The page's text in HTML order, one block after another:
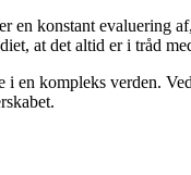
konstant evaluering
at det altid er i tråd
en kompleks verden.